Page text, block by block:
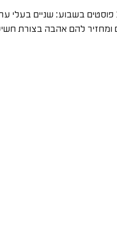
על פי הניסיון שלי, הנוסחה הטובה ביותר
ומחזיר להם אהבה בצורת